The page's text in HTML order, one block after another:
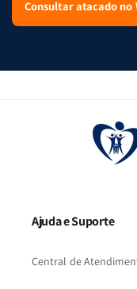
Consultar atacado no
Ajuda e Suporte
Central de